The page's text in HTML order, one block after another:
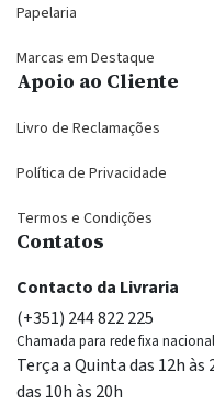
Papelaria
Marcas em Destaque
Apoio ao Cliente
Livro de Reclamações
Política de Privacidade
Termos e Condições
Contatos
Contacto da Livraria
(+351) 244 822 225
Chamada para rede fixa nacional
Terça a Quinta das 12h às
das 10h às 20h